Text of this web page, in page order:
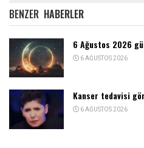
BENZER HABERLER
6 Ağustos 2026
6 AĞUSTOS 2026
Kanser tedavisi
6 AĞUSTOS 2026